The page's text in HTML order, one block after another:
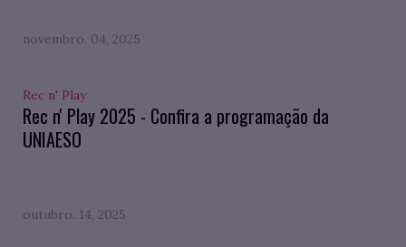
novembro. 04, 2025
Rec n' Play
Rec n' Play 2025 - Confira a programação da
UNIAESO
outubro. 14, 2025